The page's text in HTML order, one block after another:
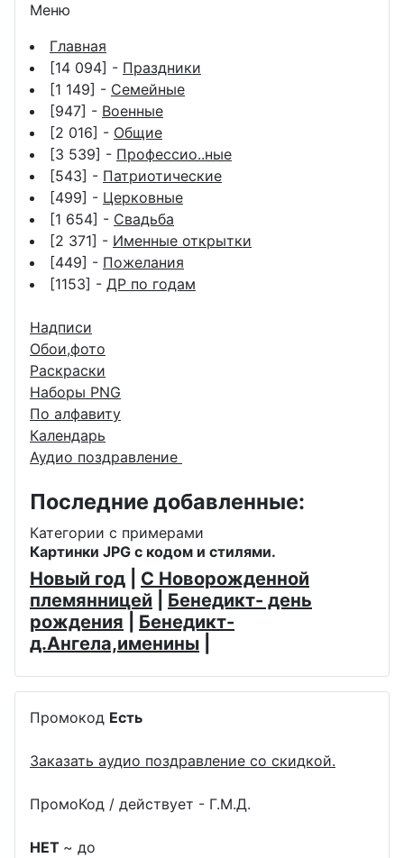
Меню
Главная
[14 094] - Праздники
[1 149] - Семейные
[947] - Военные
[2 016] - Общие
[3 539] - Профессио..ные
[543] - Патриотические
[499] - Церковные
[1 654] - Свадьба
[2 371] - Именные открытки
[449] - Пожелания
[1153] - ДР по годам
Надписи
Обои,фото
Раскраски
Наборы PNG
По алфавиту
Календарь
Аудио поздравление
Последние добавленные:
Категории с примерами
Картинки JPG с кодом и стилями.
Новый год
С Новорожденной
племянницей
Бенедикт- день
рождения
Бенедикт-
д.Ангела,именины
Промокод Есть
Заказать аудио поздравление со скидкой.
ПромоКод / действует - Г.М.Д.
НЕТ ~ до